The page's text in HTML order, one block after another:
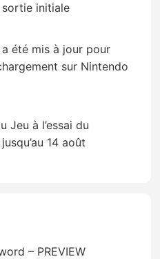
sortie initiale
a été mis à jour pour
sur Nintendo
Jeu à l’essai du
14 août
– PREVIEW